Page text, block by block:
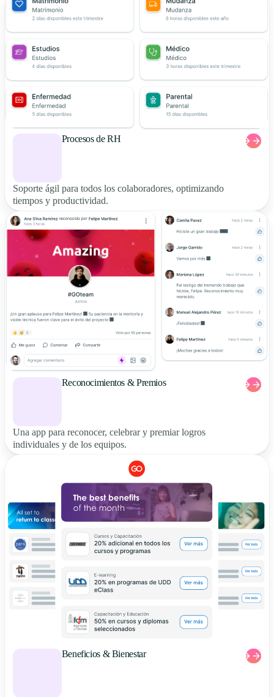
Procesos de RH
Soporte ágil para todos los colaboradores, optimizando
tiempos y productividad.
Reconocimientos & Premios
Una app para reconocer, celebrar y premiar logros
individuales y de los equipos.
Beneficios & Bienestar